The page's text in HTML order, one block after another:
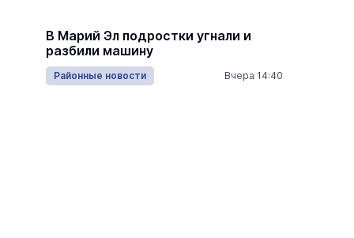
В Марий Эл подростки угнали и
разбили машину
Районные новости Вчера 14:40